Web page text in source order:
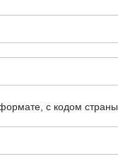
с кодом страны.